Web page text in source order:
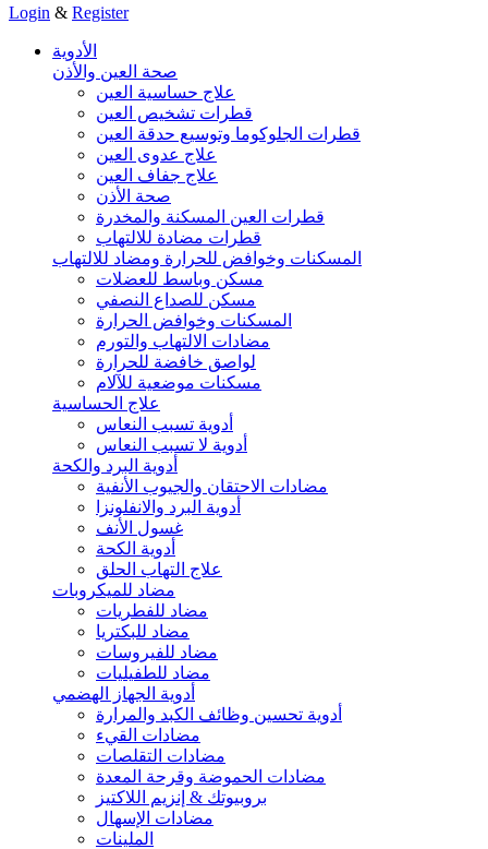
Login & Register
الأدوية
صحة العين والأذن
علاج حساسية العين
قطرات تشخيص العين
قطرات الجلوكوما وتوسيع حدقة العين
علاج عدوى العين
علاج جفاف العين
صحة الأذن
قطرات العين المسكنة والمخدرة
قطرات مضادة للالتهاب
المسكنات وخوافض للحرارة ومضاد للالتهاب
مسكن وباسط للعضلات
مسكن للصداع النصفي
المسكنات وخوافض الحرارة
مضادات الالتهاب والتورم
لواصق خافضة للحرارة
مسكنات موضعية للآلام
علاج الحساسية
أدوية تسبب النعاس
أدوية لا تسبب النعاس
أدوية البرد والكحة
مضادات الاحتقان والجيوب الأنفية
أدوية البرد والانفلونزا
غسول الأنف
أدوية الكحة
علاج التهاب الحلق
مضاد للميكروبات
مضاد للفطريات
مضاد للبكتريا
مضاد للفيروسات
مضاد للطفيليات
أدوية الجهاز الهضمي
أدوية تحسين وظائف الكبد والمرارة
مضادات القيء
مضادات التقلصات
مضادات الحموضة وقرحة المعدة
بروبيوتك & إنزيم اللاكتيز
مضادات الإسهال
الملينات